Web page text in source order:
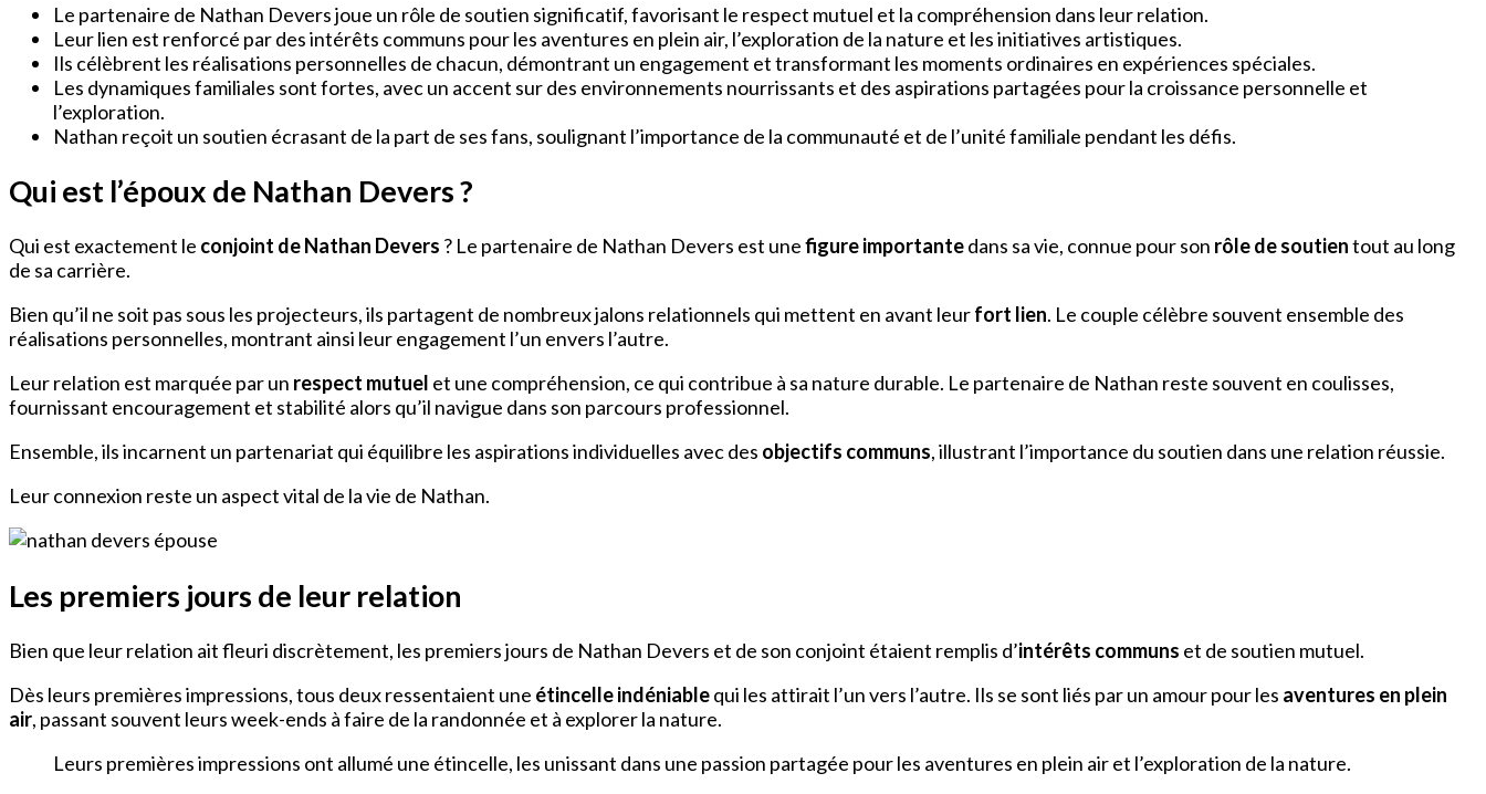
Le partenaire de Nathan Devers joue un rôle de soutien significatif, favorisant le respect mutuel et la compréhension dans leur relation.
Leur lien est renforcé par des intérêts communs pour les aventures en plein air, l’exploration de la nature et les initiatives artistiques.
Ils célèbrent les réalisations personnelles de chacun, démontrant un engagement et transformant les moments ordinaires en expériences spéciales.
Les dynamiques familiales sont fortes, avec un accent sur des environnements nourrissants et des aspirations partagées pour la croissance personnelle et
l’exploration.
Nathan reçoit un soutien écrasant de la part de ses fans, soulignant l’importance de la communauté et de l’unité familiale pendant les défis.
Qui est l’époux de Nathan Devers ?
Qui est exactement le conjoint de Nathan Devers ? Le partenaire de Nathan Devers est unefigure importantedans sa vie, connue pour son rôle de soutientout au long
de sa carrière.
Bien qu’il ne soit pas sous les projecteurs, ils partagent de nombreux jalons relationnels qui mettent en avant leurfort lien. Le couple célèbre souvent ensemble des
réalisations personnelles, montrant ainsi leur engagement l’un envers l’autre.
Leur relation est marquée par un respect mutuel et une compréhension, ce qui contribue à sa nature durable. Le partenaire de Nathan reste souvent en coulisses,
fournissant encouragement et stabilité alors qu’il navigue dans son parcours professionnel.
Ensemble, ils incarnent un partenariat qui équilibre les aspirations individuelles avec des objectifs communs, illustrant l’importance du soutien dans une relation réussie.
Leur connexion reste un aspect vital de la vie de Nathan.
Les premiers jours de leur relation
Bien que leur relation ait fleuri discrètement, les premiers jours de Nathan Devers et de son conjoint étaient remplis d’intérêts communs et de soutien mutuel.
Dès leurs premières impressions, tous deux ressentaient une étincelle indéniablequi les attirait l’un vers l’autre. Ils se sont liés par un amour pour les aventures en plein
air, passant souvent leurs week-ends à faire de la randonnée et à explorer la nature.
Leurs premières impressions ont allumé une étincelle, les unissant dans une passion partagée pour les aventures en plein air et l’exploration de la nature.